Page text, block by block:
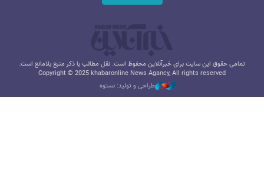
تمامی حقوق این سایت برای خبرآنلاین محفوظ است. نقل مطالب با ذکر منبع بلامانع است.
Copyright © 2025 khabaronline News Agancy, All rights reserved
طراحی و تولید: نستوه